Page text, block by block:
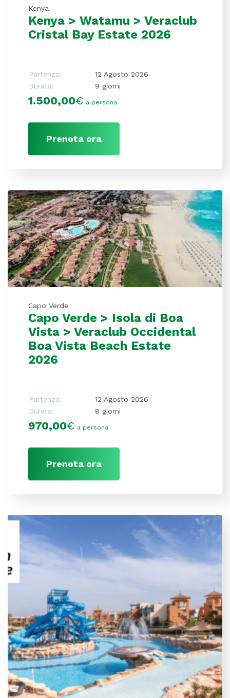
Kenya
Kenya > Watamu > Veraclub
Cristal Bay Estate 2026
Partenza:
12 Agosto 2026
Durata:
9 giorni
1.500,00€ a persona
Prenota ora
Capo Verde
Capo Verde > Isola di Boa
Vista > Veraclub Occidental
Boa Vista Beach Estate
2026
Partenza:
12 Agosto 2026
Durata:
8 giorni
970,00€ a persona
Prenota ora